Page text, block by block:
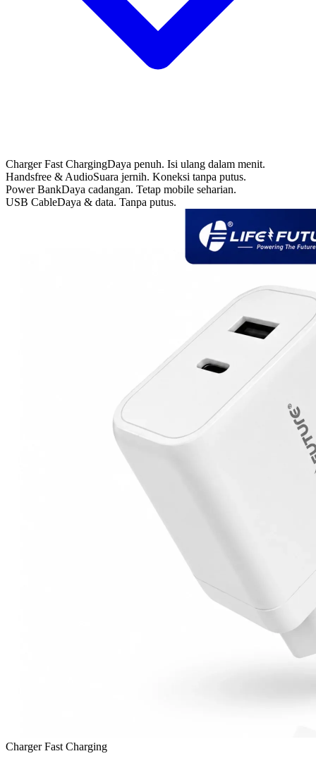
Charger Fast ChargingDaya penuh. Isi ulang dalam menit.
Handsfree & AudioSuara jernih. Koneksi tanpa putus.
Power BankDaya cadangan. Tetap mobile seharian.
USB CableDaya & data. Tanpa putus.
Charger Fast Charging